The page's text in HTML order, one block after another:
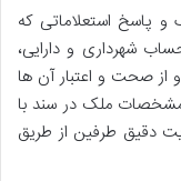
و پاسخ استعلاماتی که
شهرداری و دارایی،
از صحت و اعتبار آن ها
ملک در سند با
دقیق طرفین از طریق